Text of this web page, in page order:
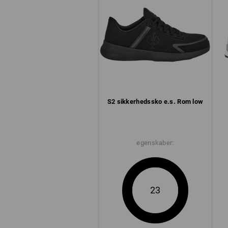
S2 sikkerheds­sko e.s. Rom low
egenskaber:
23